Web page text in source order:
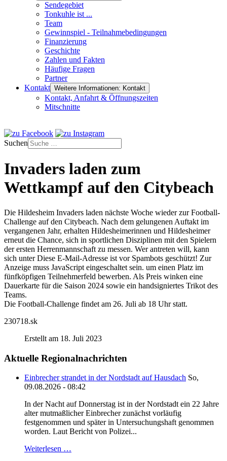
Sendegebiet
Tonkuhle ist ...
Team
Gewinnspiel - Teilnahmebedingungen
Finanzierung
Geschichte
Zahlen und Fakten
Häufige Fragen
Partner
Kontakt Weitere Informationen: Kontakt
Kontakt, Anfahrt & Öffnungszeiten
Mitschnitte
Suchen
Invaders laden zum
Wettkampf auf den Citybeach
Die Hildesheim Invaders laden nächste Woche wieder zur Football-
Challenge auf den Citybeach. Nach dem gelungenen Auftakt im
vergangenen Jahr, erhalten Hildesheimerinnen und Hildesheimer
erneut die Chance, sich in sportlichen Disziplinen mit den Spielern
der ersten Herrenmannschaft zu messen. Wer antreten will, kann
sich unterDiese E-Mail-Adresse ist vor Spambots geschützt! Zur
Anzeige muss JavaScript eingeschaltet sein. um einen Platz im
fünfköpfigen Teilnehmerfeld bewerben. Als Preis winken eine
Dauerkarte für die Saison 2024 sowie ein handsigniertes Trikot des
Teams.
Die Football-Challenge findet am 26. Juli ab 18 Uhr statt.
230718.sk
Erstellt am 18. Juli 2023
Aktuelle Regionalnachrichten
Einbrecher strandet in der Nordstadt auf Hausdach So,
09.08.2026 - 08:42
In der Nacht auf Donnerstag ist in der Nordstadt ein 22 Jahre
alter mutmaßlicher Einbrecher zunächst vorläufig
festgenommen und später in Untersuchungshaft genommen
worden. Laut Bericht von Polizei...
Weiterlesen …